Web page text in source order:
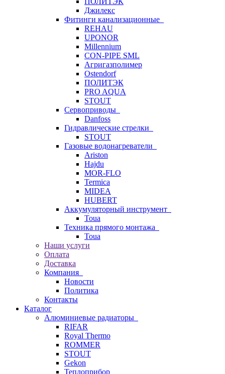
Джилекс
Фитинги канализационные
REHAU
UPONOR
Millennium
CON-PIPE SML
Агригазполимер
Ostendorf
ПОЛИТЭК
PRO AQUA
STOUT
Сервоприводы
Danfoss
Гидравлические стрелки
STOUT
Газовые водонагреватели
Ariston
Hajdu
MOR-FLO
Termica
MIDEA
HUBERT
Аккумуляторный инструмент
Toua
Техника прямого монтажа
Toua
Наши услуги
Оплата
Доставка
Компания
Новости
Политика
Контакты
Каталог
Алюминиевые радиаторы
RIFAR
Royal Thermo
ROMMER
STOUT
Gekon
Теплоприбор